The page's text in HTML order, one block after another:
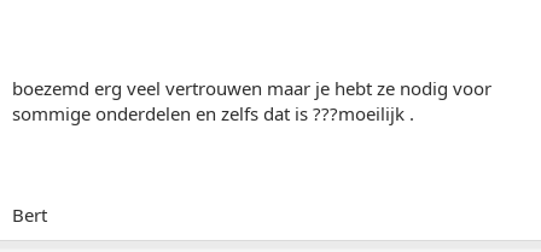
boezemd erg veel vertrouwen maar je hebt ze nodig voor
sommige onderdelen en zelfs dat is ???moeilijk .
Bert